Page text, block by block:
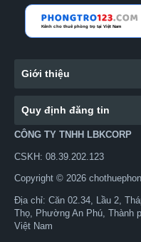
Giới thiệu
Quy định đăng tin
CÔNG TY TNHH LBKCORP
CSKH: 08.39.202.123
Copyright © 2026
Địa chỉ: Căn 02.34, Lầu 2,
Thọ, Phường An Phú, Thành
Việt Nam